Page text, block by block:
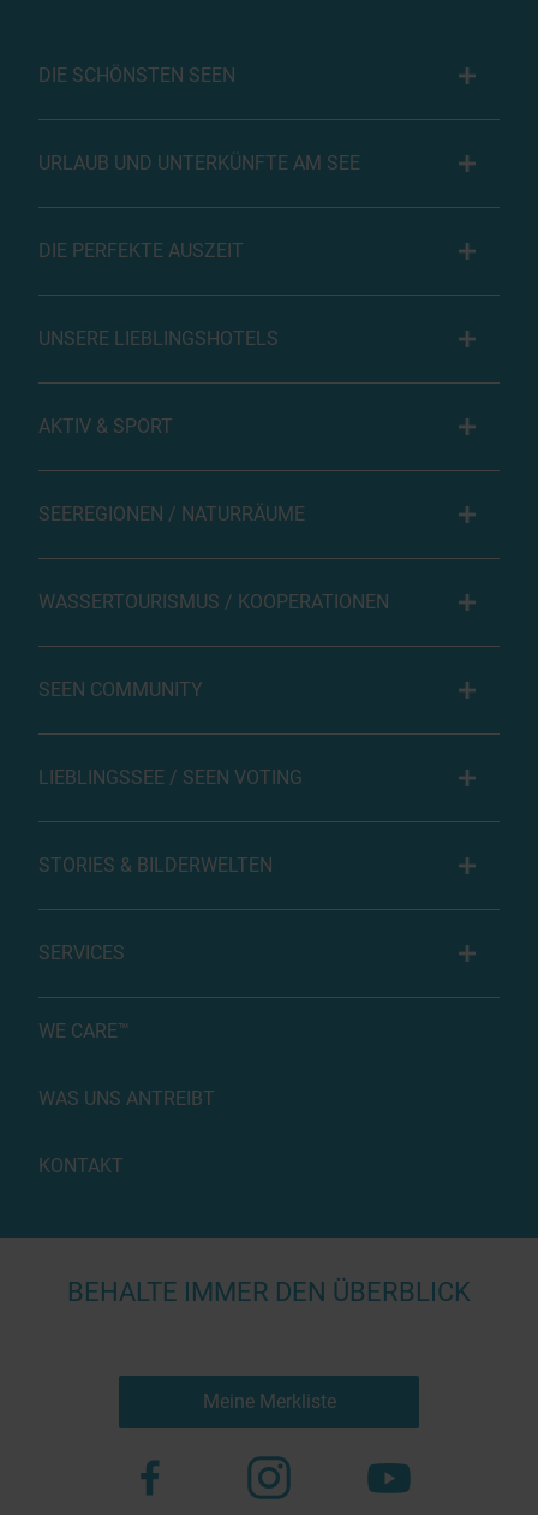
DIE SCHÖNSTEN SEEN
URLAUB UND UNTERKÜNFTE AM SEE
DIE PERFEKTE AUSZEIT
UNSERE LIEBLINGSHOTELS
AKTIV & SPORT
SEEREGIONEN / NATURRÄUME
WASSERTOURISMUS / KOOPERATIONEN
SEEN COMMUNITY
LIEBLINGSSEE / SEEN VOTING
STORIES & BILDERWELTEN
SERVICES
WE CARE™
WAS UNS ANTREIBT
KONTAKT
BEHALTE IMMER DEN ÜBERBLICK
Meine Merkliste